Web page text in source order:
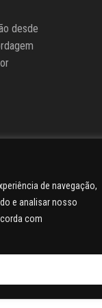
de navegação,
e analisar nosso
com
desde